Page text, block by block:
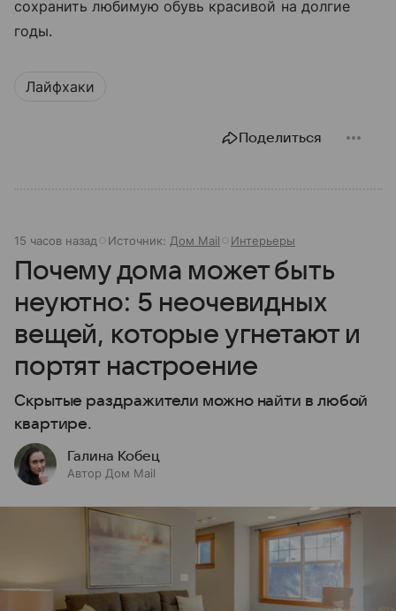
сохранить любимую обувь красивой на долгие
годы.
Лайфхаки
Поделиться
15 часов назад Источник: Дом Mail Интерьеры
Почему дома может быть
неуютно: 5 неочевидных
вещей, которые угнетают и
портят настроение
Скрытые раздражители можно найти в любой
квартире.
Галина Кобец
Автор Дом Mail